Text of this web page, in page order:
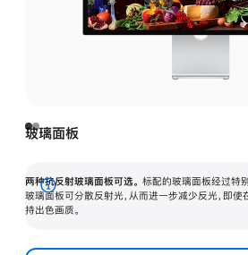
玻璃面板
两种抗反射玻璃面板可选。 标配的玻璃面板经过特
玻璃面板可分散反射光，从而进一步减少反光，即
持出色画质。
展
开